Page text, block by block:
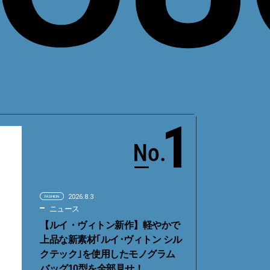
1
FASHION 2026.8.3
ニュース
【ルイ・ヴィトン新作】軽やかで
上品な新素材｢ルイ･ヴィトン シル
クテック｣を使用したモノグラム